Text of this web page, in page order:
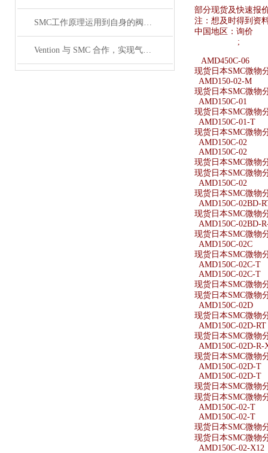
SMC工作原理运用到自身的阀体原理介绍
Vention 与 SMC 合作，实现气动设备的数字化工程
部分现货及快速报
注：想及时得到资
中国地区： 询价
;
AMD450C-06
现货日本SMC微物
AMD150-02-M
现货日本SMC微物
AMD150C-01
现货日本SMC微物
AMD150C-01-T
现货日本SMC微物
AMD150C-02
AMD150C-02
现货日本SMC微物
现货日本SMC微物
AMD150C-02
现货日本SMC微物
AMD150C-02BD-
现货日本SMC微物
AMD150C-02BD-
现货日本SMC微物
AMD150C-02C
现货日本SMC微物
AMD150C-02C-T
AMD150C-02C-T
现货日本SMC微物
现货日本SMC微物
AMD150C-02D
现货日本SMC微物
AMD150C-02D-RT
现货日本SMC微物
AMD150C-02D-R-
现货日本SMC微物
AMD150C-02D-T
AMD150C-02D-T
现货日本SMC微物
现货日本SMC微物
AMD150C-02-T
AMD150C-02-T
现货日本SMC微物
现货日本SMC微物
AMD150C-02-X12